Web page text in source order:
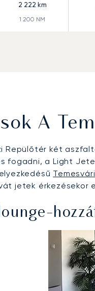
2 222 km
1 200 NM
A
Repülőtér két
fogadni, a Light
jetek érkezésekor